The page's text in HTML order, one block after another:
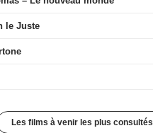
le Juste
Les films à venir les plus consultés